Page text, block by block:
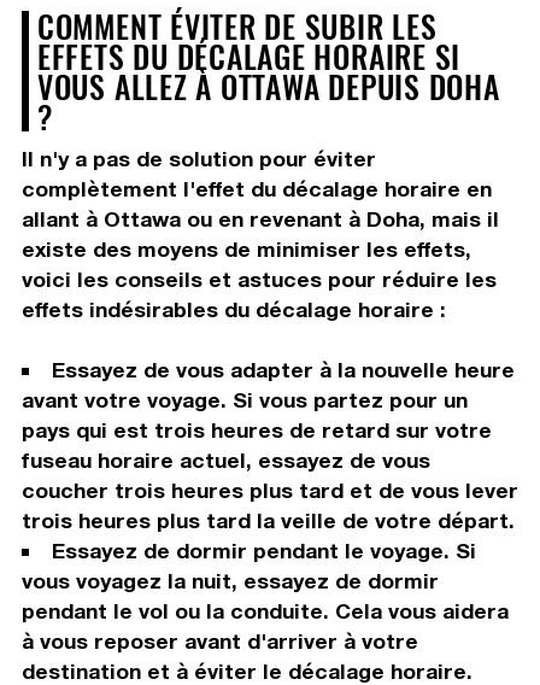
COMMENT ÉVITER DE SUBIR LES
EFFETS DU DÉCALAGE HORAIRE SI
VOUS ALLEZ À OTTAWA DEPUIS DOHA
?
Il n'y a pas de solution pour éviter
complètement l'effet du décalage horaire en
allant à Ottawa ou en revenant à Doha, mais il
existe des moyens de minimiser les effets,
voici les conseils et astuces pour réduire les
effets indésirables du décalage horaire :
Essayez de vous adapter à la nouvelle heure
avant votre voyage. Si vous partez pour un
pays qui est trois heures de retard sur votre
fuseau horaire actuel, essayez de vous
coucher trois heures plus tard et de vous lever
trois heures plus tard la veille de votre départ.
Essayez de dormir pendant le voyage. Si
vous voyagez la nuit, essayez de dormir
pendant le vol ou la conduite. Cela vous aidera
à vous reposer avant d'arriver à votre
destination et à éviter le décalage horaire.